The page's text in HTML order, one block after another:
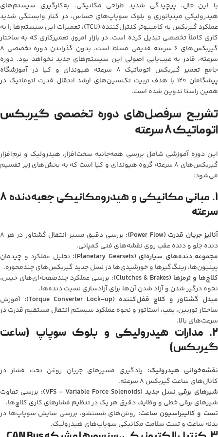
با این حال، پیچیدگی شدید طراحی مکانیکی، به‌کارگیری سیستم‌های
هیدرولیکی مینیاتوری و بلوک سوپاپ‌های حساس، در کنار وابستگی شدید
عملکرد گیربکس به کامپیوتر کنترل‌کننده (TCU)، تعمیرات این سیستم‌ها را به
کاری کاملاً تخصصی تبدیل کرده است. در بازار امروز، تعمیرکاری که به ساختار
گیربکس‌های ۶ سرعته قدیمی مسلط است، بدون گذراندن دوره تخصصی ۸
سرعته، قادر به عیب‌یابی اصولی این سیستم‌های جدید نخواهد بود. دوره
جامع تعمیر گیربکس اتوماتیک ۸ سرعته هیوندای و کیا در آموزشگاه
پیشگامان ۱۲۰ با هدف تربیت تکنسین‌های ارشد انتقال قدرت اتوماتیک در
همین راستا تدوین شده است.
تشریح سرفصل‌های دوره تخصصی گیربکس
اتوماتیک ۸ سرعته
این دوره آموزشی شامل بررسی همه‌جانبه سخت‌افزار، هیدرولیک و نرم‌افزار
گیربکس‌های ۸ سرعته گروه هیوندای و کیا است که به بخش‌های زیر تقسیم
می‌شود:
۱. مبانی مکانیکی و هیدرو‌مکانیکی جعبه‌دنده ۸
سرعته
آنالیز جریان قدرت (Power Flow):
بررسی دقیق مسیر انتقال گشتاور در هر ۸
دنده جلو و دنده عقب روی نقشه‌های فنی کمپانی.
مجموعه دنده‌های سیاره‌ای (Planetary Gearsets):
تحلیل عملکرد و چیدمان
پینیون‌ها، رینگ‌گیرها و خورشیدی‌ها در نسل جدید گیربکس‌های چندمحوره.
کلاچ‌ها و ترمزها (Clutches & Brakes):
بررسی عملکرد چندصفحه‌ای‌های خیس،
نحوه درگیر شدن و آزاد شدن آن‌ها برای آزادسازی نسبت دنده‌ها.
مبدل گشتاور و کلاچ قفل‌کننده (Torque Converter Lock-up):
آموزش
ساختار توربین، پمپ، استاتور و نحوه عملکرد سیستم انتقال مستقیم قدرت در
سرعت‌های بالا.
۲. مدارات هیدرولیکی و بلوک سوپاپ (ساعت
گیربکس)
نقشه‌خوانی هیدرولیک: یادگیری مسیرهای جریان روغن تحت فشار در
کانال‌های ساعت گیربکس ۸ سرعته.
شیرهای برقی نسل جدید (VFS - Variable Force Solenoids):
بررسی تفاوت
شیرهای برقی خطی و وظایف دقیق هر یک در تنظیم فشارهای کاری کلاچ‌ها.
تست و کالیبراسیون ساعت: روش‌های شستشو، بررسی سایش سوپاپ‌ها در
بدنه ساعت و تست سلامت مکانیکی سوپاپ‌های هیدرولیک.